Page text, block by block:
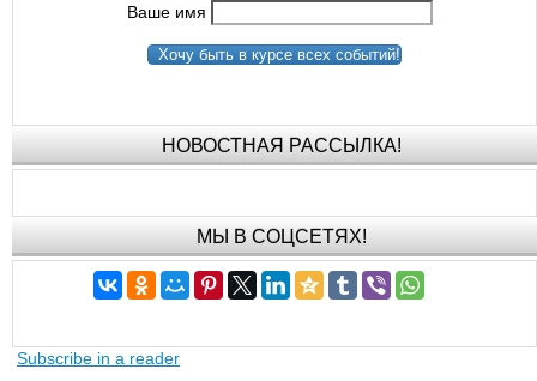
Ваше имя
Хочу быть в курсе всех событий!
НОВОСТНАЯ РАССЫЛКА!
МЫ В СОЦСЕТЯХ!
Subscribe in a reader